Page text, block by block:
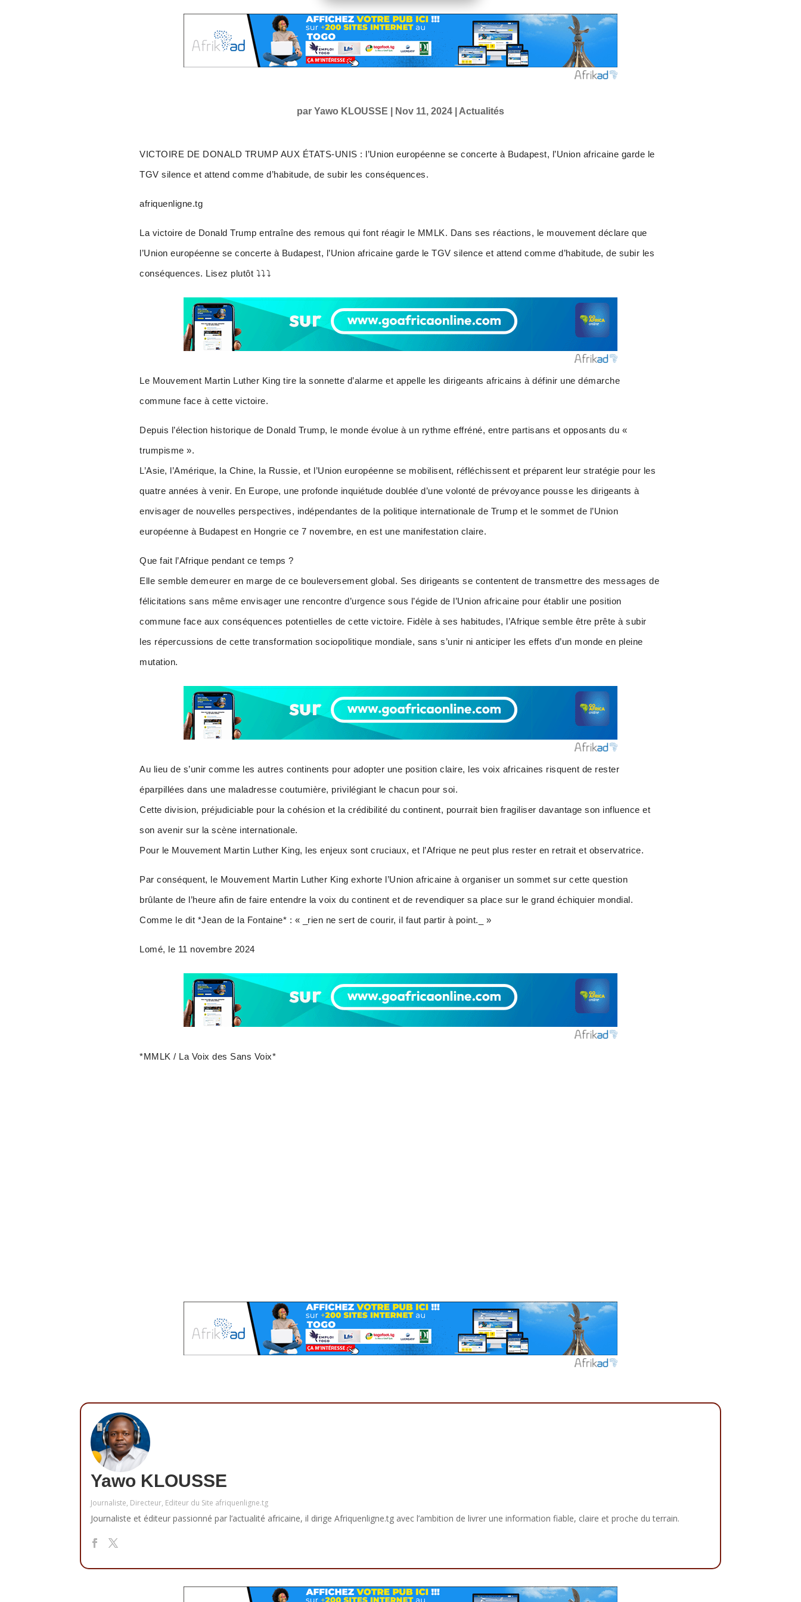
par Yawo KLOUSSE Nov 11, 2024 Actualités
VICTOIRE DE DONALD TRUMP AUX ÉTATS-UNIS : l’Union européenne se concerte à Budapest, l’Union africaine garde le
TGV silence et attend comme d’habitude, de subir les conséquences.
afriquenligne.tg
La victoire de Donald Trump entraîne des remous qui font réagir le MMLK. Dans ses réactions, le mouvement déclare que
l’Union européenne se concerte à Budapest, l’Union africaine garde le TGV silence et attend comme d’habitude, de subir les
conséquences. Lisez plutôt ⤵️⤵️⤵️
Le Mouvement Martin Luther King tire la sonnette d’alarme et appelle les dirigeants africains à définir une démarche
commune face à cette victoire.
Depuis l’élection historique de Donald Trump, le monde évolue à un rythme effréné, entre partisans et opposants du «
trumpisme ».
L’Asie, l’Amérique, la Chine, la Russie, et l’Union européenne se mobilisent, réfléchissent et préparent leur stratégie pour les
quatre années à venir. En Europe, une profonde inquiétude doublée d’une volonté de prévoyance pousse les dirigeants à
envisager de nouvelles perspectives, indépendantes de la politique internationale de Trump et le sommet de l’Union
européenne à Budapest en Hongrie ce 7 novembre, en est une manifestation claire.
Que fait l’Afrique pendant ce temps ?
Elle semble demeurer en marge de ce bouleversement global. Ses dirigeants se contentent de transmettre des messages de
félicitations sans même envisager une rencontre d’urgence sous l’égide de l’Union africaine pour établir une position
commune face aux conséquences potentielles de cette victoire. Fidèle à ses habitudes, l’Afrique semble être prête à subir
les répercussions de cette transformation sociopolitique mondiale, sans s’unir ni anticiper les effets d’un monde en pleine
mutation.
Au lieu de s’unir comme les autres continents pour adopter une position claire, les voix africaines risquent de rester
éparpillées dans une maladresse coutumière, privilégiant le chacun pour soi.
Cette division, préjudiciable pour la cohésion et la crédibilité du continent, pourrait bien fragiliser davantage son influence et
son avenir sur la scène internationale.
Pour le Mouvement Martin Luther King, les enjeux sont cruciaux, et l’Afrique ne peut plus rester en retrait et observatrice.
Par conséquent, le Mouvement Martin Luther King exhorte l’Union africaine à organiser un sommet sur cette question
brûlante de l’heure afin de faire entendre la voix du continent et de revendiquer sa place sur le grand échiquier mondial.
Comme le dit *Jean de la Fontaine* : « _rien ne sert de courir, il faut partir à point._ »
Lomé, le 11 novembre 2024
*MMLK / La Voix des Sans Voix*
Yawo KLOUSSE
Journaliste, Directeur, Editeur du Site afriquenligne.tg
Journaliste et éditeur passionné par l’actualité africaine, il dirige Afriquenligne.tg avec l’ambition de livrer une information fiable, claire et proche du terrain.